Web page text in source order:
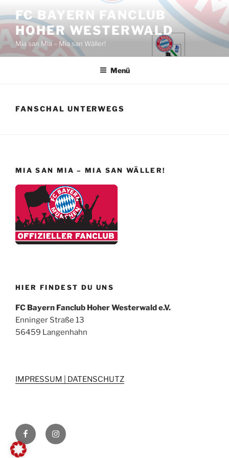
Inhalt
springen
FC BAYERN FANCLUB
HOHER WESTERWALD
Mia san Mia – Mia san Wäller!
Menü
FANSCHAL UNTERWEGS
MIA SAN MIA – MIA SAN WÄLLER!
HIER FINDEST DU UNS
FC Bayern Fanclub Hoher Westerwald e.V.
Enninger Straße 13
56459 Langenhahn
IMPRESSUM | DATENSCHUTZ
Wir
auf
Facebook
Wir
auf